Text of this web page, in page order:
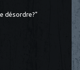
désordre?"